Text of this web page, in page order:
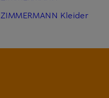
ZIMMERMANN Kleider